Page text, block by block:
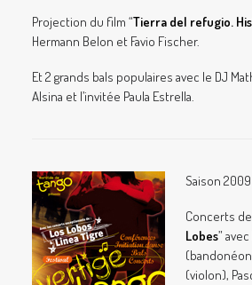
Projection du film “Tierra del refugio.
Hermann Belon et Favio Fischer.
Et 2 grands bals populaires avec le DJ
Alsina et l’invitée Paula Estrella.
Saison 2009
Concerts
Lobes”
(violon),